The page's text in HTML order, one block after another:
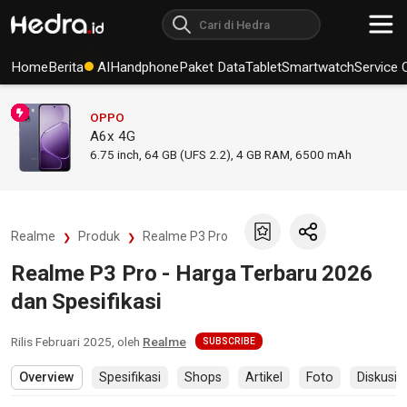
HomeBerita AIHandphonePaket DataTabletSmartwatchService
OPPO
A6x 4G
6.75 inch, 64 GB (UFS 2.2), 4 GB RAM 6500 mAh
Realme Produk Realme P3 Pro
Realme P3 Pro - Harga Terbaru 2026
dan Spesifikasi
RilisFebruari 2025 , oleh Realme SUBSCRIBE
Overview Spesifikasi Shops Artikel Foto Diskusi